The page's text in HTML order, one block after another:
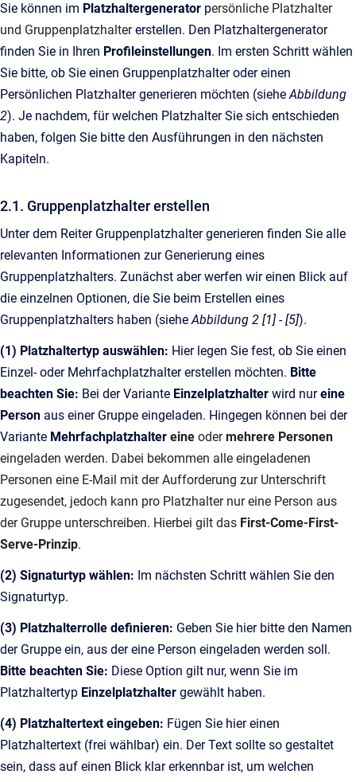
Sie können im Platzhaltergenerator persönliche Platzhalter
und Gruppenplatzhaltererstellen. Den Platzhaltergenerator
finden Sie in Ihren Profileinstellungen. Im ersten Schritt wählen
Sie bitte, ob Sie einen Gruppenplatzhalter oder einen
Persönlichen Platzhalter generieren möchten (sieheAbbildung
2). Je nachdem, für welchen Platzhalter Sie sich entschieden
haben, folgen Sie bitte den Ausführungen in den nächsten
Kapiteln.
2.1. Gruppenplatzhalter erstellen
Unter dem Reiter Gruppenplatzhalter generieren finden Sie alle
relevanten Informationen zur Generierung eines
Gruppenplatzhalters. Zunächst aber werfen wir einen Blick auf
die einzelnen Optionen, die Sie beim Erstellen eines
Gruppenplatzhalters haben (sieheAbbildung 2 [1] - [5]).
(1) Platzhaltertyp auswählen: Hier legen Sie fest, ob Sie einen
Einzel- oder Mehrfachplatzhalter erstellen möchten. Bitte
beachten Sie: Bei der Variante Einzelplatzhalter wird nureine
Person aus einer Gruppe eingeladen. Hingegen können bei der
Variante Mehrfachplatzhalter eine odermehrere Personen
eingeladen werden. Dabei bekommen alle eingeladenen
Personen eine E-Mail mit der Aufforderung zur Unterschrift
zugesendet, jedoch kann pro Platzhalter nur eine Person aus
der Gruppe unterschreiben. Hierbei gilt das First-Come-First-
Serve-Prinzip.
(2) Signaturtyp wählen: Im nächsten Schritt wählen Sie den
Signaturtyp.
(3) Platzhalterrolle definieren: Geben Sie hier bitte den Namen
der Gruppe ein, aus der eine Person eingeladen werden soll.
Bitte beachten Sie: Diese Option gilt nur, wenn Sie im
Platzhaltertyp Einzelplatzhalter gewählt haben.
(4) Platzhaltertext eingeben: Fügen Sie hier einen
Platzhaltertext (frei wählbar) ein. Der Text sollte so gestaltet
sein, dass auf einen Blick klar erkennbar ist, um welchen